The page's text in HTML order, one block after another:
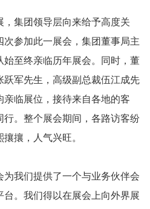
集团领导层向来给予高度关
参加此一展会，集团董事局主
始至终亲临历年展会。同时，董
军先生，高级副总裁伍江成先
临展位，接待来自各地的客
行。整个展会期间，各路访客纷
攘，人气兴旺。
为我们提供了一个与业务伙伴会
。我们得以在展会上向外界展